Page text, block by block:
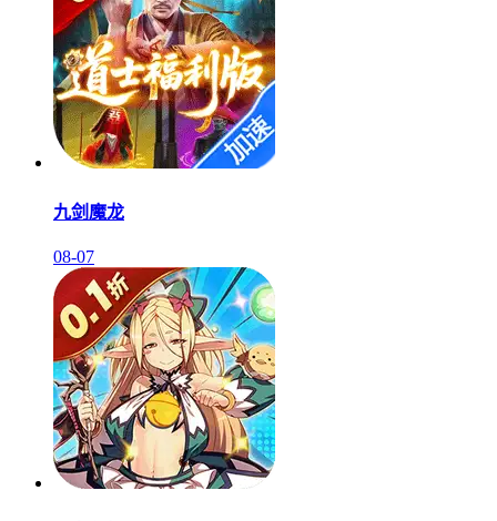
九剑魔龙
08-07